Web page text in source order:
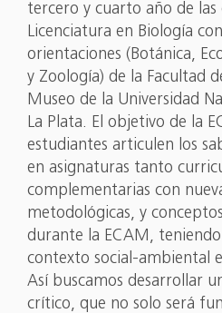
tercero y cuarto año de las
Licenciatura en Biología
orientaciones (Botánica,
y Zoología) de la Facultad
Museo de la Universidad
La Plata. El objetivo de la
estudiantes articulen los
en asignaturas tanto
complementarias con
metodológicas, y
durante la ECAM,
contexto social-ambiental
Así buscamos desarrollar
crítico, que no solo será